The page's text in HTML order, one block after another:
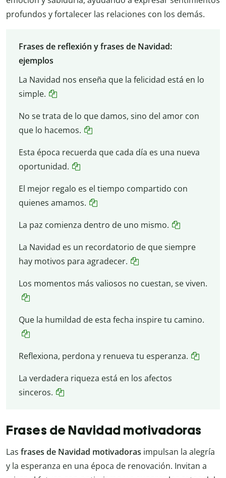
profundos y fortalecer las relaciones con los demás.
Frases de reflexión y frases de Navidad:
ejemplos
La Navidad nos enseña que la felicidad está en lo
simple.
No se trata de lo que damos, sino del amor con
que lo hacemos.
Esta época recuerda que cada día es una nueva
oportunidad.
El mejor regalo es el tiempo compartido con
quienes amamos.
La paz comienza dentro de uno mismo.
La Navidad es un recordatorio de que siempre
hay motivos para agradecer.
Los momentos más valiosos no cuestan, se viven.
Que la humildad de esta fecha inspire tu camino.
Reflexiona, perdona y renueva tu esperanza.
La verdadera riqueza está en los afectos
sinceros.
Frases de Navidad motivadoras
Las frases de Navidad motivadoras impulsan la alegría
y la esperanza en una época de renovación. Invitan a